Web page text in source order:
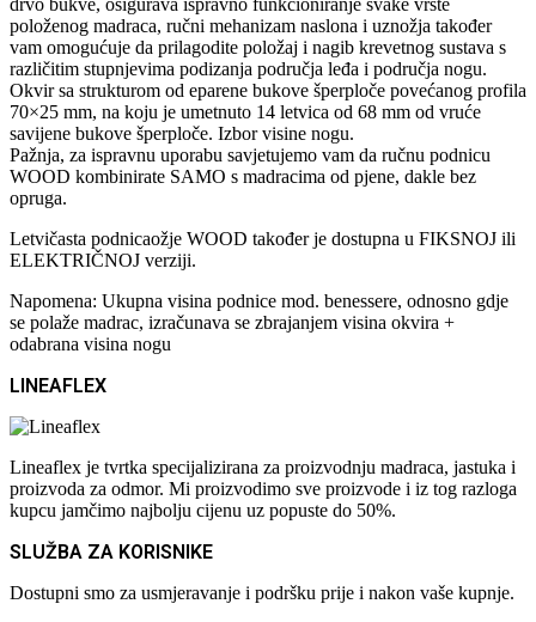
drvo bukve, osigurava ispravno funkcioniranje svake vrste
položenog madraca, ručni mehanizam naslona i uznožja također
vam omogućuje da prilagodite položaj i nagib krevetnog sustava s
različitim stupnjevima podizanja područja leđa i područja nogu.
Okvir sa strukturom od eparene bukove šperploče povećanog profila
70×25 mm, na koju je umetnuto 14 letvica od 68 mm od vruće
savijene bukove šperploče. Izbor visine nogu.
Pažnja, za ispravnu uporabu savjetujemo vam da ručnu podnicu
WOOD kombinirate SAMO s madracima od pjene, dakle bez
opruga.
Letvičasta podnicaožje WOOD također je dostupna u FIKSNOJ ili
ELEKTRIČNOJ verziji.
Napomena: Ukupna visina podnice mod. benessere, odnosno gdje
se polaže madrac, izračunava se zbrajanjem visina okvira +
odabrana visina nogu
LINEAFLEX
Lineaflex je tvrtka specijalizirana za proizvodnju madraca, jastuka i
proizvoda za odmor. Mi proizvodimo sve proizvode i iz tog razloga
kupcu jamčimo najbolju cijenu uz popuste do 50%.
SLUŽBA ZA KORISNIKE
Dostupni smo za usmjeravanje i podršku prije i nakon vaše kupnje.